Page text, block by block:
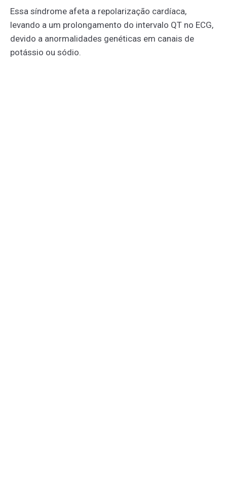
Essa síndrome afeta a repolarização cardíaca,
levando a um prolongamento do intervalo QT no ECG,
devido a anormalidades genéticas em canais de
potássio ou sódio.